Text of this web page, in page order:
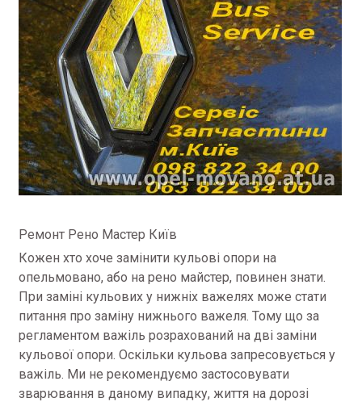
Ремонт Рено Мастер Київ
Кожен хто хоче замінити кульові опори на
опельмовано, або на рено майстер, повинен знати.
При заміні кульових у нижніх важелях може стати
питання про заміну нижнього важеля. Тому що за
регламентом важіль розрахований на дві заміни
кульової опори. Оскільки кульова запресовується у
важіль. Ми не рекомендуємо застосовувати
зварювання в даному випадку, життя на дорозі